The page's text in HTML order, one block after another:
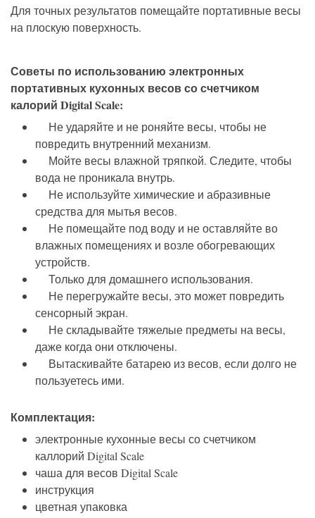
Для точных результатов помещайте портативные весы
на плоскую поверхность.
Советы по использованию электронных
портативных кухонных весов со счетчиком
калорий Digital Scale:
Не ударяйте и не роняйте весы, чтобы не
повредить внутренний механизм.
Мойте весы влажной тряпкой. Следите, чтобы
вода не проникала внутрь.
Не используйте химические и абразивные
средства для мытья весов.
Не помещайте под воду и не оставляйте во
влажных помещениях и возле обогревающих
устройств.
Только для домашнего использования.
Не перегружайте весы, это может повредить
сенсорный экран.
Не складывайте тяжелые предметы на весы,
даже когда они отключены.
Вытаскивайте батарею из весов, если долго не
пользуетесь ими.
Комплектация:
электронные кухонные весы со счетчиком
каллорий Digital Scale
чаша для весов Digital Scale
инструкция
цветная упаковка